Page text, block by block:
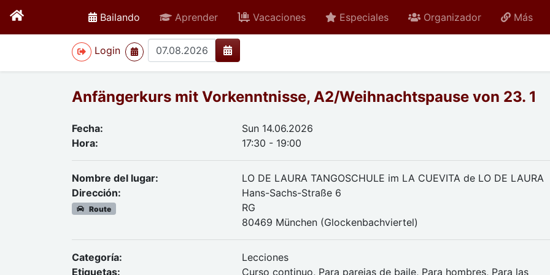
Bailando active Aprender Vacaciones Especiales Organizador Más
Login
>
Anfängerkurs mit Vorkenntnisse, A2/Weihnachtspause von 23. 1
Fecha:
Sun 14.06.2026
Hora:
17:30 - 19:00
Nombre del lugar:
LO DE LAURA TANGOSCHULE im LA CUEVITA de LO DE LAURA
Dirección:
Route
Hans-Sachs-Straße 6
RG
80469 München (Glockenbachviertel)
Categoría:
Lecciones
Etiquetas:
Curso continuo, Para parejas de baile, Para hombres, Para las